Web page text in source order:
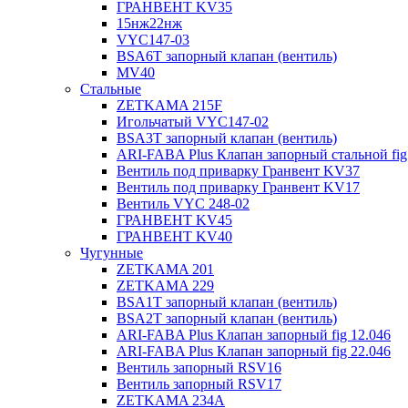
ГРАНВЕНТ KV35
15нж22нж
VYC147-03
BSA6T запорный клапан (вентиль)
MV40
Стальные
ZETKAMA 215F
Игольчатый VYC147-02
BSA3T запорный клапан (вентиль)
ARI-FABA Plus Клапан запорный стальной
Вентиль под приварку Гранвент KV37
Вентиль под приварку Гранвент KV17
Вентиль VYC 248-02
ГРАНВЕНТ KV45
ГРАНВЕНТ KV40
Чугунные
ZETKAMA 201
ZETKAMA 229
BSA1T запорный клапан (вентиль)
BSA2T запорный клапан (вентиль)
ARI-FABA Plus Клапан запорный fig 12.046
ARI-FABA Plus Клапан запорный fig 22.046
Вентиль запорный RSV16
Вентиль запорный RSV17
ZETKAMA 234A